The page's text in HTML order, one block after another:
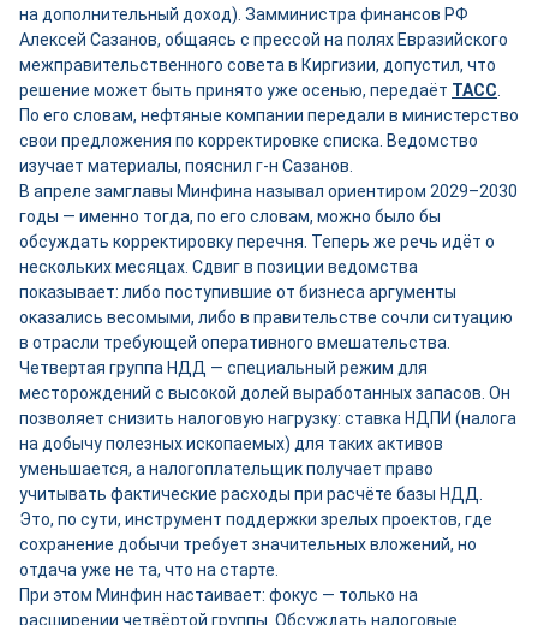
на дополнительный доход). Замминистра финансов РФ
Алексей Сазанов, общаясь с прессой на полях Евразийского
межправительственного совета в Киргизии, допустил, что
решение может быть принято уже осенью, передаёт ТАСС
По его словам, нефтяные компании передали в министерство
свои предложения по корректировке списка. Ведомство
изучает материалы, пояснил г-н Сазанов.
В апреле замглавы Минфина называл ориентиром 2029–2030
годы — именно тогда, по его словам, можно было бы
обсуждать корректировку перечня. Теперь же речь идёт о
нескольких месяцах. Сдвиг в позиции ведомства
показывает: либо поступившие от бизнеса аргументы
оказались весомыми, либо в правительстве сочли ситуацию
в отрасли требующей оперативного вмешательства.
Четвертая группа НДД — специальный режим для
месторождений с высокой долей выработанных запасов. Он
позволяет снизить налоговую нагрузку: ставка НДПИ (налога
на добычу полезных ископаемых) для таких активов
уменьшается, а налогоплательщик получает право
учитывать фактические расходы при расчёте базы НДД.
Это, по сути, инструмент поддержки зрелых проектов, где
сохранение добычи требует значительных вложений, но
отдача уже не та, что на старте.
При этом Минфин настаивает: фокус — только на
расширении четвёртой группы. Обсуждать налоговые